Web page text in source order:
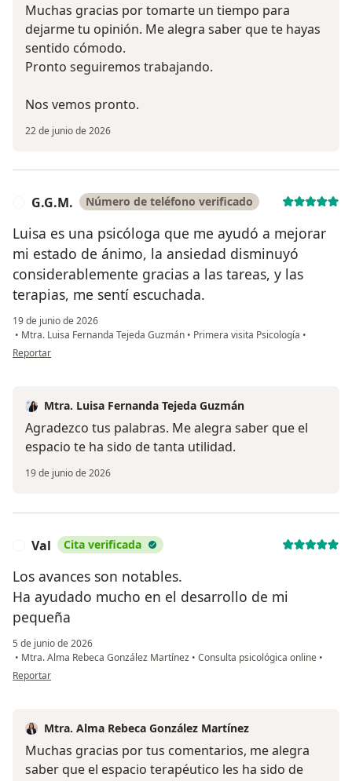
Muchas gracias por tomarte un tiempo para
dejarme tu opinión. Me alegra saber que te hayas
sentido cómodo.
Pronto seguiremos trabajando.
Nos vemos pronto.
22 de junio de 2026
G.G.M. Número de teléfono verificado
Luisa es una psicóloga que me ayudó a mejorar
mi estado de ánimo, la ansiedad disminuyó
considerablemente gracias a las tareas, y las
terapias, me sentí escuchada.
19 de junio de 2026
• Mtra. Luisa Fernanda Tejeda Guzmán • Primera visita Psicología •
en opinión del usuario G.G.M.
Reportar
Mtra. Luisa Fernanda Tejeda Guzmán
Agradezco tus palabras. Me alegra saber que el
espacio te ha sido de tanta utilidad.
19 de junio de 2026
Val Cita verificada
Los avances son notables.
Ha ayudado mucho en el desarrollo de mi
pequeña
5 de junio de 2026
• Mtra. Alma Rebeca González Martínez • Consulta psicológica online •
en opinión del usuario Val
Reportar
Mtra. Alma Rebeca González Martínez
Muchas gracias por tus comentarios, me alegra
saber que el espacio terapéutico les ha sido de